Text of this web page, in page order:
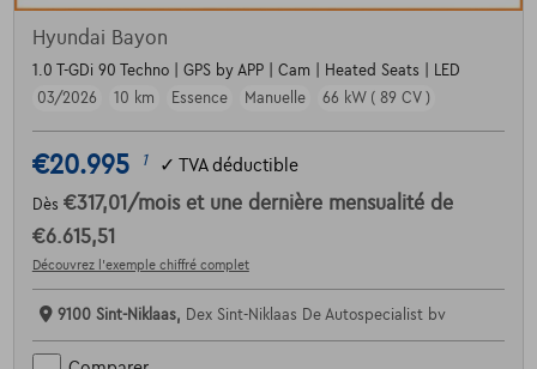
Hyundai Bayon
1.0 T-GDi 90 Techno | GPS by APP | Cam | Heated Seats | LED
03/2026
10 km Essence Manuelle 66 kW ( 89 CV )
€20.995 1 ✓ TVA déductible
Dès €317,01 /mois et une dernière mensualité de
€6.615,51
Découvrez l’exemple chiffré complet
9100 Sint-Niklaas, Dex Sint-Niklaas De Autospecialist bv